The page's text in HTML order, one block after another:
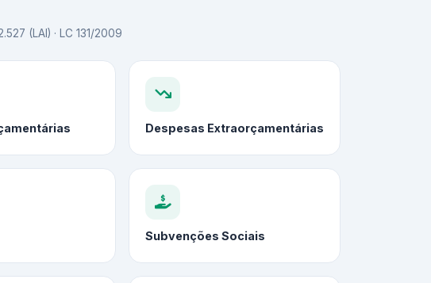
(LAI) · LC 131/2009
Despesas Extraorçamentárias
Subvenções Sociais